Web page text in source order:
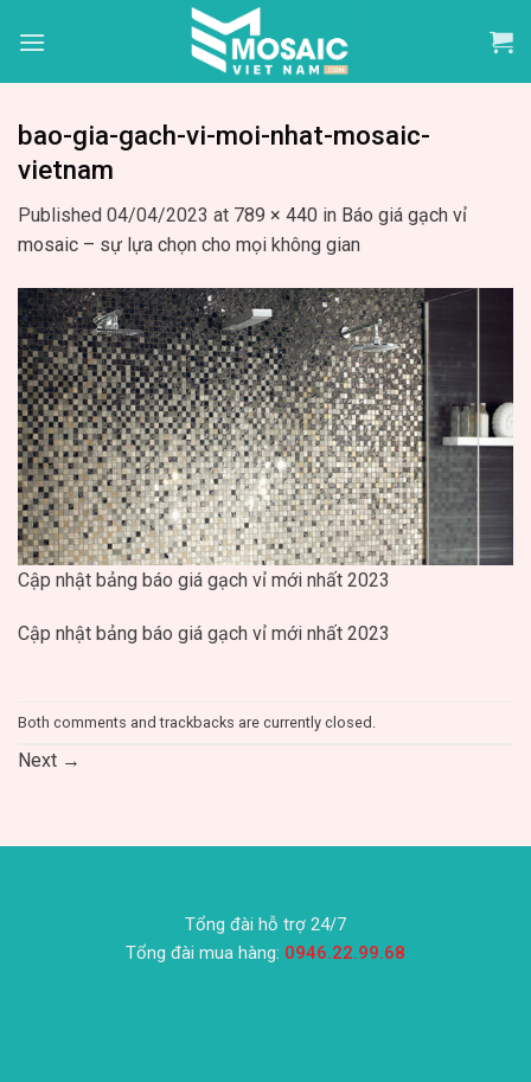
bao-gia-gach-vi-moi-nhat-mosaic-
vietnam
Published 04/04/2023 at 789 × 440 in Báo giá gạch vỉ
mosaic – sự lựa chọn cho mọi không gian
Cập nhật bảng báo giá gạch vỉ mới nhất 2023
Cập nhật bảng báo giá gạch vỉ mới nhất 2023
Both comments and trackbacks are currently closed.
Next →
Tổng đài hỗ trợ 24/7
Tổng đài mua hàng: 0946.22.99.68